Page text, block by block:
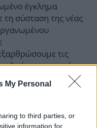
My Personal
to third parties, or
information for
έγκλημα
τη σύσταση της νέας
τις
σημαντική
οικονομία της